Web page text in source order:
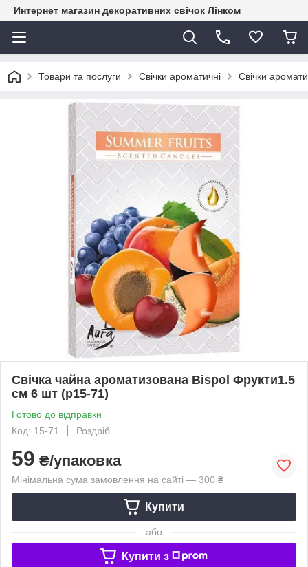
Интернет магазин декоративних свічок Лінком
Товари та послуги Свічки ароматичні Свічки
Свічка чайна ароматизована Bispol Фрукти1.5
см 6 шт (p15-71)
Готово до відправки
Код: 15-71
Роздріб
59 ₴/упаковка
Мінімальна сума замовлення на сайті — 300 ₴
Купити
або
Купити з